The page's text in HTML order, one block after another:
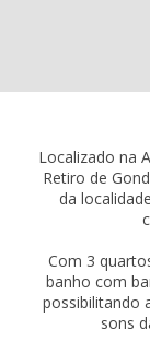
Localizado na
Retiro de
da
Com 3
banho com
possibilitando
sons